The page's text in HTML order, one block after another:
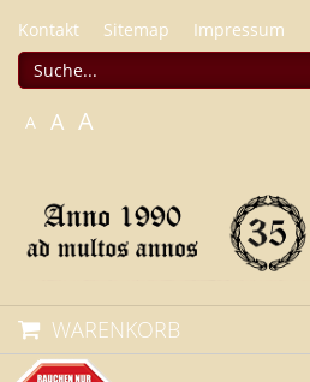
Kontakt Sitemap Impressum
A A A
WARENKORB